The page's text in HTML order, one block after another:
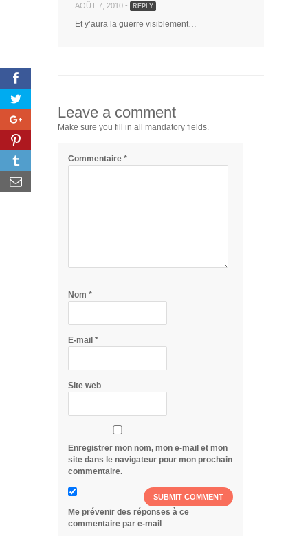
AOÛT 7, 2010 -
REPLY
Et y’aura la guerre visiblement…
Leave a comment
Make sure you fill in all mandatory fields.
Commentaire *
Nom *
E-mail *
Site web
Enregistrer mon nom, mon e-mail et mon
site dans le navigateur pour mon prochain
commentaire.
Me prévenir des réponses à ce
commentaire par e-mail